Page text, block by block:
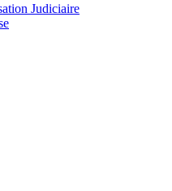
Judiciaire